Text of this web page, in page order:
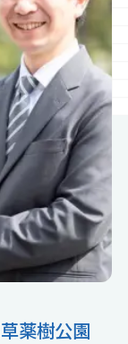
の企業様
薬樹公園